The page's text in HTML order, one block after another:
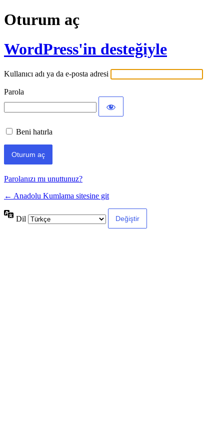
Oturum aç
WordPress'in desteğiyle
Kullanıcı adı ya da e-posta adresi
Parola
Beni hatırla
Parolanızı mı unuttunuz?
← Anadolu Kumlama sitesine git
Dil